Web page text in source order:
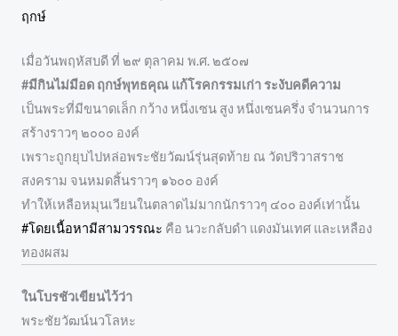
ฤกษ์
เมื่อวันพฤหัสบดี ที่ ๒๙ ตุลาคม พ.ศ. ๒๕๐๗
#มีกินไม่มีอด ฤกษ์พุทธคุณ แก้โรคกรรมเก่า ระงับคดีความ
เป็นพระที่มีขนาดเล็ก กว้าง หนึ่งเซน สูง หนึ่งเซนครึ่ง จำนวนการ
สร้างราวๆ ๒๐๐๐ องค์
เพราะถูกยุบไปหล่อพระชัยวัฒน์รุ่นสุดท้าย ณ วัดปริวาสราช
สงคราม จนหมดสิ้นราวๆ ๑๖๐๐ องค์
ทำให้เหลือหมุนเวียนในตลาดไม่มากนักราวๆ ๔๐๐ องค์เท่านั้น
#โดยเนื้อหามีสามวรรณะ คือ นวะกลับดำ แดงมันเทศ และเหลือง
ทองผสม
ในโบรชัวเขียนไว้ว่า
พระชัยวัฒน์นวโลหะ